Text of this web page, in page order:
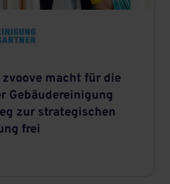
macht für die
Gebäudereinigung
zur strategischen
frei